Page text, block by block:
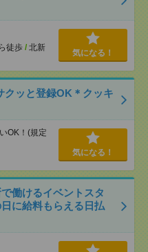
徒歩 / 北新
気になる！
クッと登録OK＊クッキ
OK！(規定
気になる！
働けるイベントスタ
に給料もらえる日払